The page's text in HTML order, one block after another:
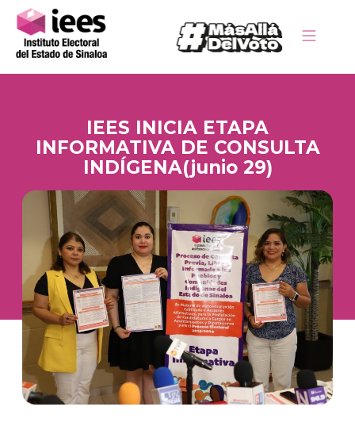
IEES INICIA ETAPA
INFORMATIVA DE CONSULTA
INDÍGENA(junio 29)